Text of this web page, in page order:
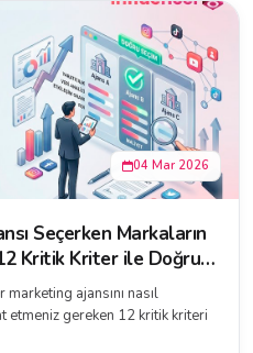
04 Mar 2026
Seçerken Markaların
Kritik Kriter ile Doğru
ajansını nasıl
etmeniz gereken 12 kritik kriteri